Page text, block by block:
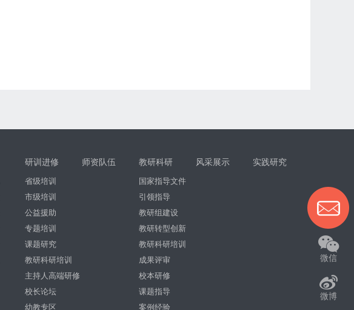
研训进修
省级培训
市级培训
公益援助
专题培训
课题研究
教研科研培训
主持人高端研修
校长论坛
幼教专区
师资队伍 教研科研
国家指导文件
引领指导
教研组建设
教研转型创新
教研科研培训
成果评审
校本研修
课题指导
案例经验
风采展示 实践研究
微信
微博